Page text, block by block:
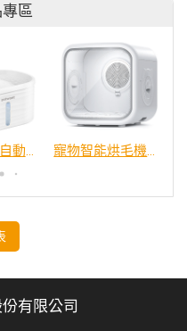
區
PETWANT 自動感應無線寵物飲水機 W4-L 寵物智能烘毛機75L
有限公司